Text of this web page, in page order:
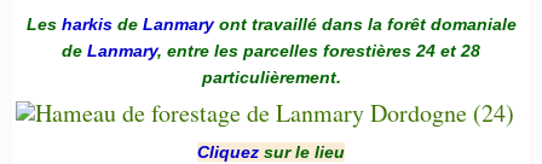
Les harkis de Lanmaryont travaillé dans la forêt domaniale
de Lanmary, entre les parcelles forestières 24 et 28
particulièrement.
Cliquez sur le lieu